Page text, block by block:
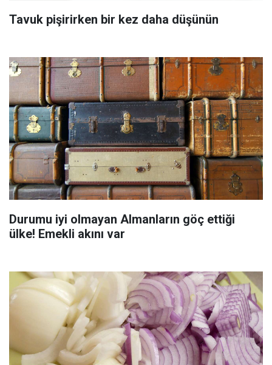
Tavuk pişirirken bir kez daha düşünün
Durumu iyi olmayan Almanların göç ettiği
ülke! Emekli akını var